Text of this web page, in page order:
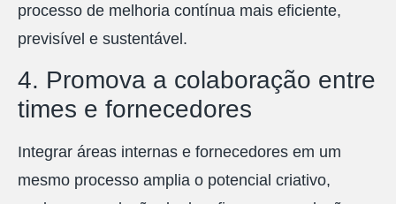
processo de melhoria contínua mais eficiente,
previsível e sustentável.
4. Promova a colaboração entre
times e fornecedores
Integrar áreas internas e fornecedores em um
mesmo processo amplia o potencial criativo,